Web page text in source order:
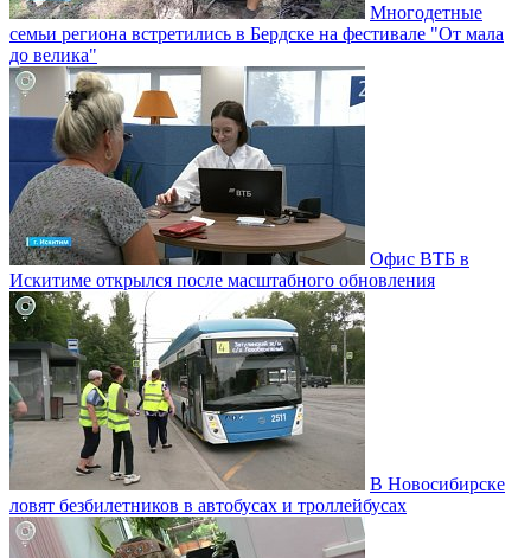
Многодетные
семьи региона встретились в Бердске на фестивале "От мала
до велика"
Офис ВТБ в
Искитиме открылся после масштабного обновления
В Новосибирске
ловят безбилетников в автобусах и троллейбусах